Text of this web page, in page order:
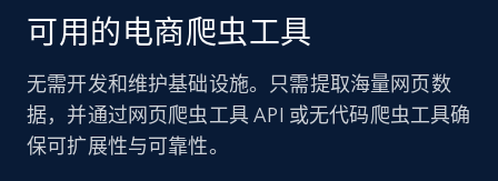
可用的电商爬虫工具
无需开发和维护基础设施。只需提取海量网页数
据，并通过网页爬虫工具 API 或无代码爬虫工具确
保可扩展性与可靠性。